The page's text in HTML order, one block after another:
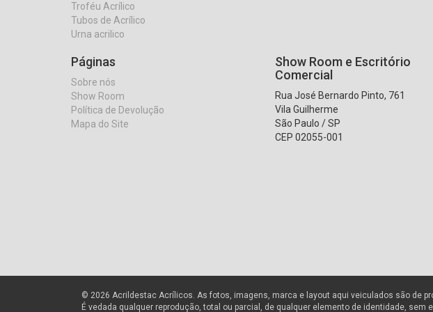
Troféu Acrílico
Tubos de Acrílico
Urna acrilico
Páginas
Sobre nós
Show Room
Política de Devolução
Mapa do Site
Show Room e Escritório
Comercial
Rua José Bernardo Pinto, 761
Vila Guilherme
São Paulo / SP
CEP 02055-001
© 2026 Acrildestac Acrílicos. As fotos, imagens, marca e layout aqui veiculados são de
É vedada qualquer reprodução, total ou parcial, de qualquer elemento de identidade, sem